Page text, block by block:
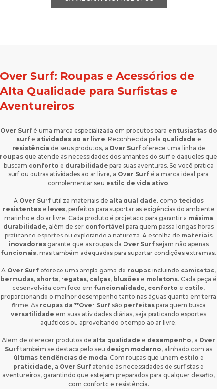
Over Surf: Roupas e Acessórios de
Alta Qualidade para Surfistas e
Aventureiros
Over Surfé uma marca especializada em produtos para entusiastas do
surfe atividades ao ar livre. Reconhecida pela qualidade e
resistência de seus produtos, a Over Surfoferece uma linha de
roupas que atende às necessidades dos amantes do surf e daqueles que
buscam conforto e durabilidade para suas aventuras. Se você pratica
surf ou outras atividades ao ar livre, a Over Surf é a marca ideal para
complementar seu estilo de vida ativo.
A Over Surfutiliza materiais de alta qualidade, como tecidos
resistentese leves, perfeitos para suportar as exigências do ambiente
marinho e do ar livre. Cada produto é projetado para garantir a máxima
durabilidade, além de ser confortável para quem passa longas horas
praticando esportes ou explorando a natureza. A escolha de materiais
inovadoresgarante que as roupas da Over Surfsejam não apenas
funcionais, mas também adequadas para suportar condições extremas.
A Over Surf oferece uma ampla gama de roupas incluindo camisetas,
bermudas, shorts, regatas, calças, blusões e moletons. Cada peça é
desenvolvida com foco em funcionalidade, conforto e estilo,
proporcionando o melhor desempenho tanto nas águas quanto em terra
firme. As roupas da **Over Surfsão perfeitaspara quem busca
versatilidade em suas atividades diárias, seja praticando esportes
aquáticos ou aproveitando o tempo ao ar livre.
Além de oferecer produtos de alta qualidade e desempenho, a Over
Surftambém se destaca pelo seu design moderno, alinhado com as
últimas tendências de moda. Com roupas que unem estilo e
praticidade, a Over Surf atende às necessidades de surfistas e
aventureiros, garantindo que estejam preparados para qualquer desafio,
com conforto e resistência.